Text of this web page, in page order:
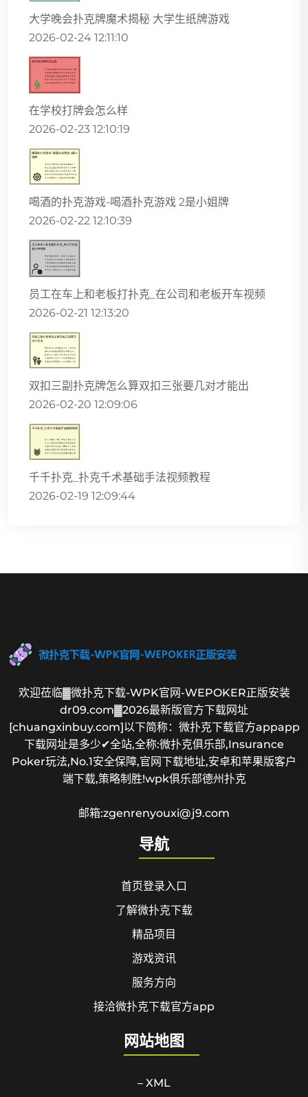
大学晚会扑克牌魔术揭秘 大学生纸牌游戏
2026-02-24 12:11:10
在学校打牌会怎么样
2026-02-23 12:10:19
喝酒的扑克游戏-喝酒扑克游戏 2是小姐牌
2026-02-22 12:10:39
员工在车上和老板打扑克_在公司和老板开车视频
2026-02-21 12:13:20
双扣三副扑克牌怎么算双扣三张要几对才能出
2026-02-20 12:09:06
千千扑克_扑克千术基础手法视频教程
2026-02-19 12:09:44
欢迎莅临▓微扑克下载-WPK官网-WEPOKER正版安装
dr09.com▓2026最新版官方下载网址
[chuangxinbuy.com]以下简称：微扑克下载官方appapp
下载网址是多少✔全站,全称:微扑克俱乐部,Insurance
Poker玩法,No.1安全保障,官网下载地址,安卓和苹果版客户
端下载,策略制胜!wpk俱乐部德州扑克
邮箱:zgenrenyouxi@j9.com
导航
首页登录入口
了解微扑克下载
精品项目
游戏资讯
服务方向
接洽微扑克下载官方app
网站地图
– XML